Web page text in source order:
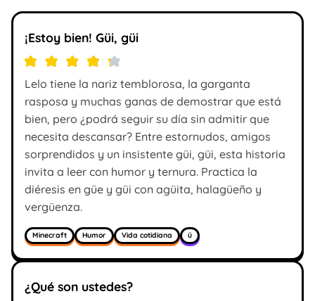
¡Estoy bien! Güi, güi
Lelo tiene la nariz temblorosa, la garganta
rasposa y muchas ganas de demostrar que está
bien, pero ¿podrá seguir su día sin admitir que
necesita descansar? Entre estornudos, amigos
sorprendidos y un insistente güi, güi, esta historia
invita a leer con humor y ternura. Practica la
diéresis en güe y güi con agüita, halagüeño y
vergüenza.
Minecraft Humor Vida cotidiana ü
¿Qué son ustedes?